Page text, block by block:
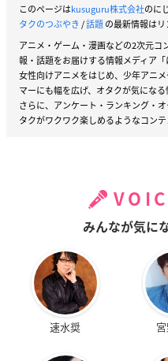
このページはkusuguru株式会社のに
タクのつぶやき/話題の最新情報はリ
アニメ・ゲーム・漫画などの2次元
報・話題をお届けする情報メディア「
女性向けアニメをはじめ、少年アニ
マーにも幅を広げ、オタクが気にな
さらに、アンケート・ランキング・
タクがワクワク楽しめるようなコンテ
みんなが気に
速水奨